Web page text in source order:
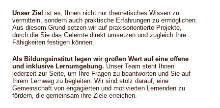
Unser Ziel ist es, Ihnen nicht nur theoretisches Wissen zu
vermitteln, sondern auch praktische Erfahrungen zu ermöglichen.
Aus diesem Grund setzen wir auf praxisorientierte Projekte,
durch die Sie das Gelernte direkt umsetzen und zugleich Ihre
Fähigkeiten festigen können.
Als Bildungsinstitut legen wir großen Wert auf eine offene
und inklusive Lernumgebung. Unser Team steht Ihnen
jederzeit zur Seite, um Ihre Fragen zu beantworten und Sie auf
Ihrem Lernweg zu begleiten. Wir sind stolz darauf, eine
Gemeinschaft von engagierten und motivierten Lernenden zu
fördern, die gemeinsam ihre Ziele erreichen.